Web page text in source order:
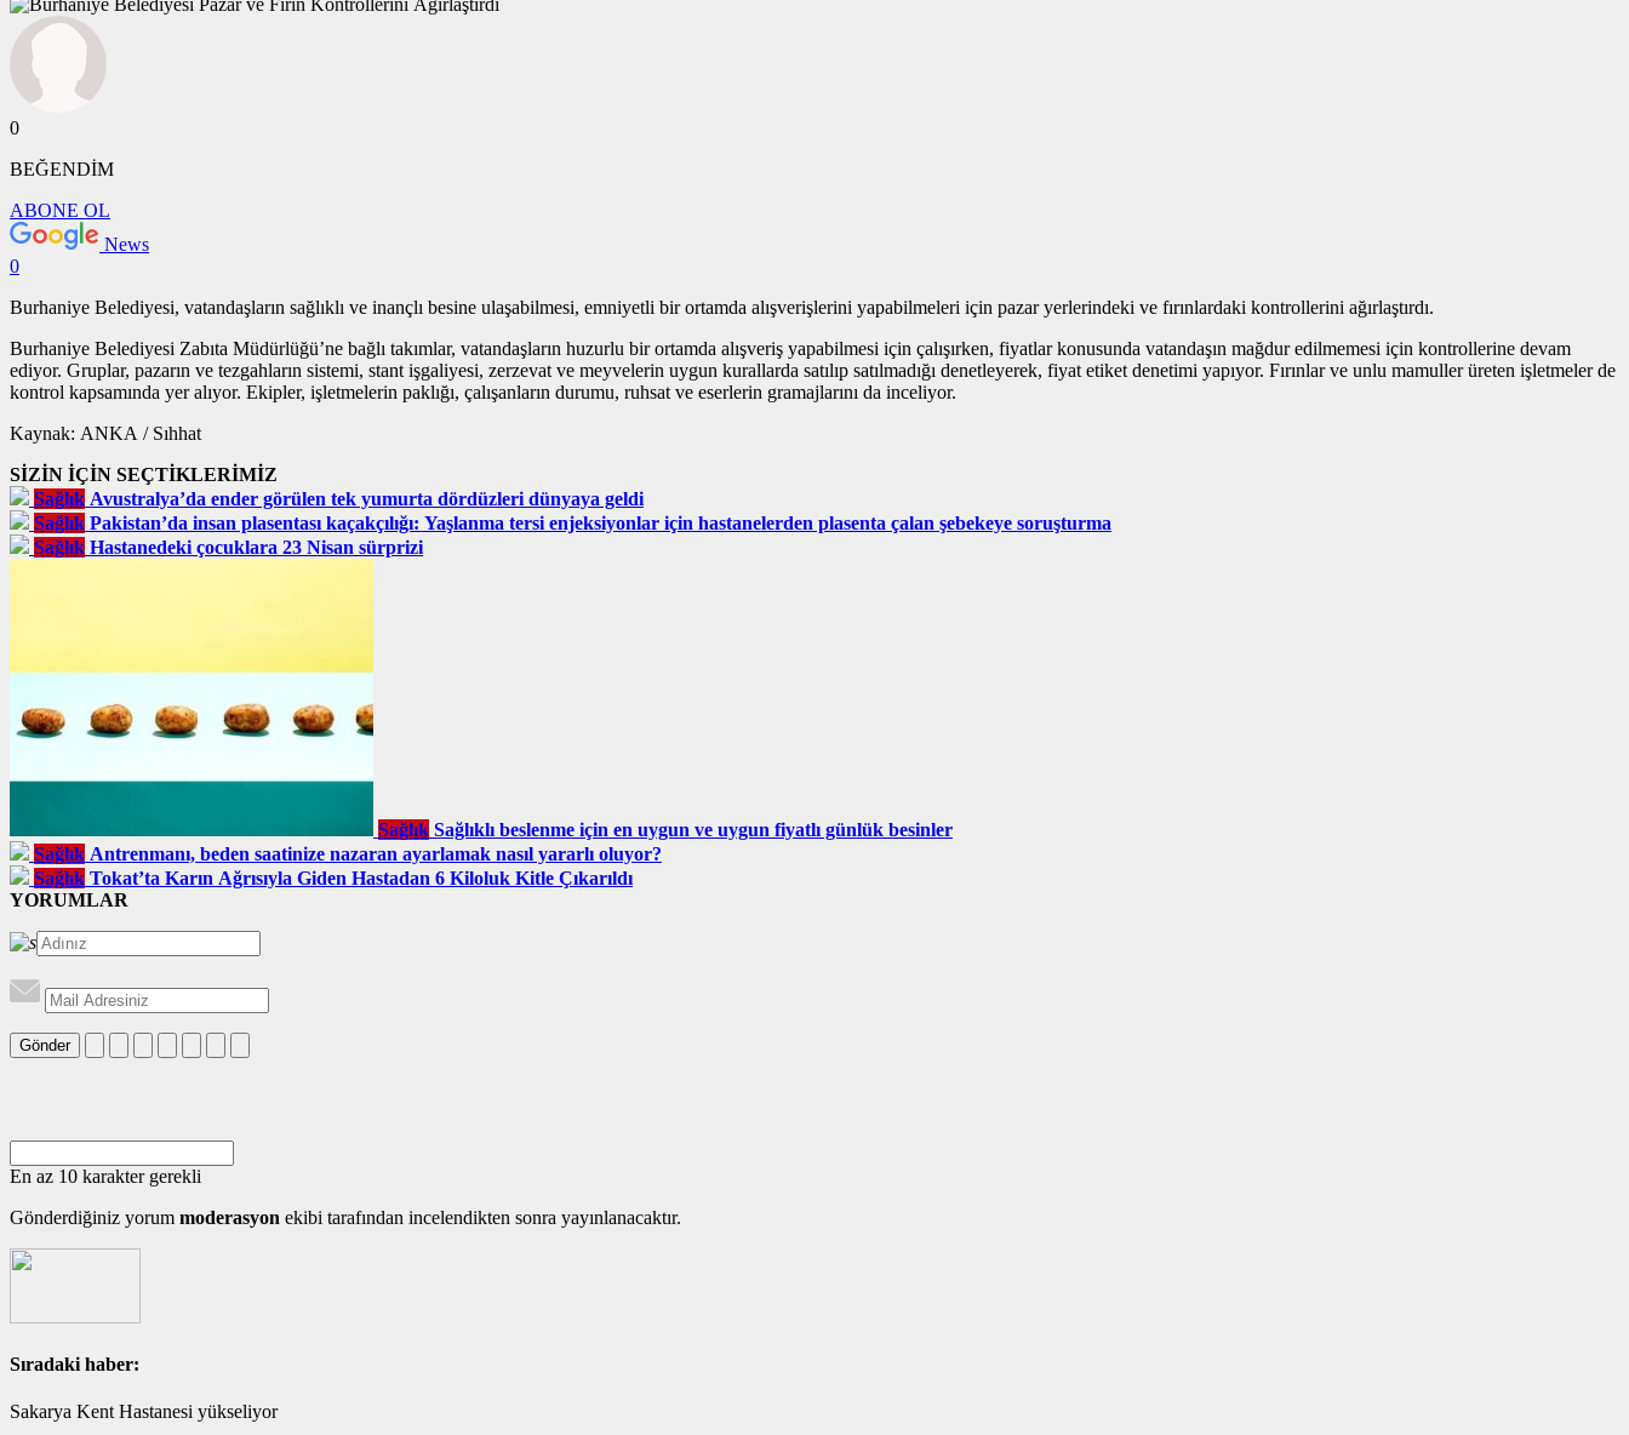
0
BEĞENDİM
ABONE OL
News
0
Burhaniye Belediyesi, vatandaşların sağlıklı ve inançlı besine ulaşabilmesi, emniyetli bir ortamda alışverişlerini yapabilmeleri için pazar yerlerindeki ve fırınlardaki kontrollerini ağırlaştırdı.
Burhaniye Belediyesi Zabıta Müdürlüğü’ne bağlı takımlar, vatandaşların huzurlu bir ortamda alışveriş yapabilmesi için çalışırken, fiyatlar konusunda vatandaşın mağdur edilmemesi için kontrollerine devam
ediyor. Gruplar, pazarın ve tezgahların sistemi, stant işgaliyesi, zerzevat ve meyvelerin uygun kurallarda satılıp satılmadığı denetleyerek, fiyat etiket denetimi yapıyor. Fırınlar ve unlu mamuller üreten işletmeler de
kontrol kapsamında yer alıyor. Ekipler, işletmelerin paklığı, çalışanların durumu, ruhsat ve eserlerin gramajlarını da inceliyor.
Kaynak: ANKA / Sıhhat
SİZİN İÇİN SEÇTİKLERİMİZ
Sağlık Avustralya’da ender görülen tek yumurta dördüzleri dünyaya geldi
Sağlık Pakistan’da insan plasentası kaçakçılığı: Yaşlanma tersi enjeksiyonlar için hastanelerden plasenta çalan şebekeye soruşturma
Sağlık Hastanedeki çocuklara 23 Nisan sürprizi
Sağlık Sağlıklı beslenme için en uygun ve uygun fiyatlı günlük besinler
Sağlık Antrenmanı, beden saatinize nazaran ayarlamak nasıl yararlı oluyor?
Sağlık Tokat’ta Karın Ağrısıyla Giden Hastadan 6 Kiloluk Kitle Çıkarıldı
YORUMLAR
Gönder
En az 10 karakter gerekli
Gönderdiğiniz yorum moderasyon ekibi tarafından incelendikten sonra yayınlanacaktır.
Sıradaki haber:
Sakarya Kent Hastanesi yükseliyor